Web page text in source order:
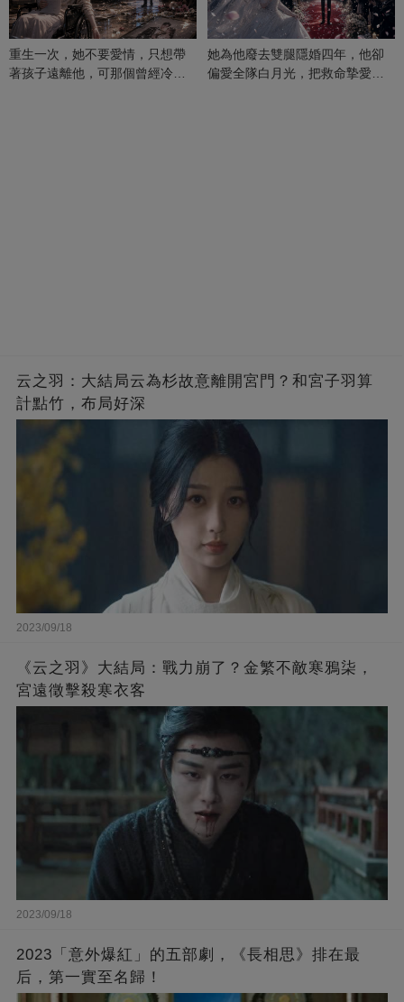
重生一次，她不要愛情，只想帶
著孩子遠離他，可那個曾經冷漠
她為他廢去雙腿隱婚四年，他卻
偏愛全隊白月光，把救命摯愛當
云之羽：大結局云為杉故意離開宮門？和宮子羽算
計點竹，布局好深
2023/09/18
《云之羽》大結局：戰力崩了？金繁不敵寒鴉柒，
宮遠徵擊殺寒衣客
2023/09/18
2023「意外爆紅」的五部劇，《長相思》排在最
后，第一實至名歸！